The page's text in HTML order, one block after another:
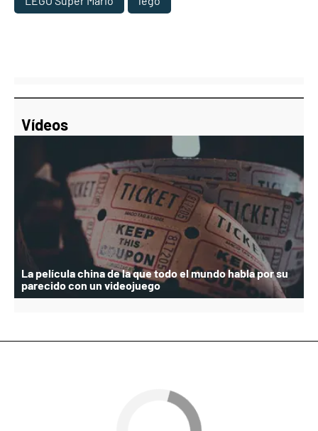
Vídeos
La película china de la que todo el mundo habla por su
parecido con un videojuego